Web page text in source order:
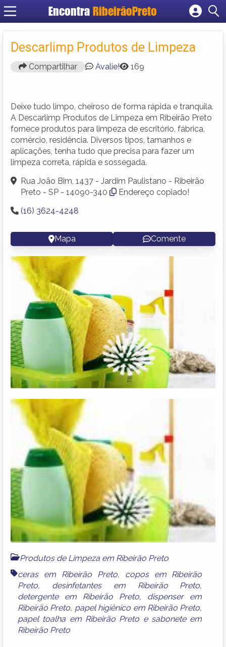
Encontra RibeirãoPreto
Cadastrar empresa
Criar conta
Descarlimp Produtos de Limpeza
Compartilhar Avalie! 169
Deixe tudo limpo, cheiroso de forma rápida e tranquila.
A Descarlimp Produtos de Limpeza em Ribeirão Preto
fornece produtos para limpeza de escritório, fábrica,
comércio, residência. Diversos tipos, tamanhos e
aplicações, tenha tudo que precisa para fazer um
limpeza correta, rápida e sossegada.
Rua João Bim, 1437 - Jardim Paulistano - Ribeirão
Preto - SP - 14090-340
Endereço copiado!
(16) 3624-4248
Mapa Comente
Produtos de Limpeza em Ribeirão Preto
ceras em Ribeirão Preto, copos em Ribeirão
Preto, desinfetantes em Ribeirão Preto,
detergente em Ribeirão Preto, dispenser em
Ribeirão Preto, papel higiênico em Ribeirão Preto,
papel toalha em Ribeirão Preto e sabonete em
Ribeirão Preto